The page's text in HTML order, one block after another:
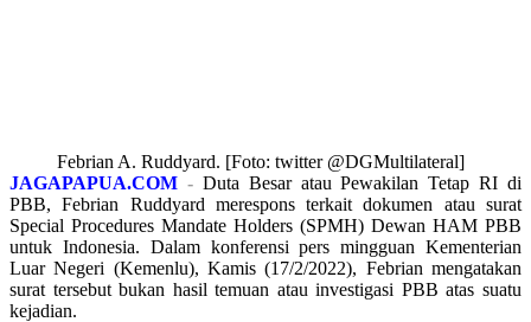
Febrian A. Ruddyard. [Foto: twitter @DGMultilateral]
JAGAPAPUA.COM - Duta Besar atau Pewakilan Tetap RI di
PBB, Febrian Ruddyard merespons terkait dokumen atau surat
Special Procedures Mandate Holders (SPMH) Dewan HAM PBB
untuk Indonesia. Dalam konferensi pers mingguan Kementerian
Luar Negeri (Kemenlu), Kamis (17/2/2022), Febrian mengatakan
surat tersebut bukan hasil temuan atau investigasi PBB atas suatu
kejadian.